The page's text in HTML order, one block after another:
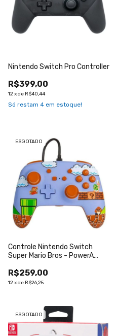
Nintendo Switch Pro Controller
R$399,00
12xde R$40,44
Só restam 4 em estoque!
ESGOTADO
Controle Nintendo Switch
Super Mario Bros - PowerA
R$259,00
12xde R$26,25
ESGOTADO